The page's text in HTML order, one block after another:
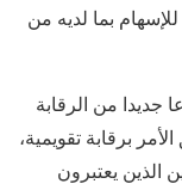
بما لديه من
من الرقابة
برقابة تقويمية،
الذين يعتبرون